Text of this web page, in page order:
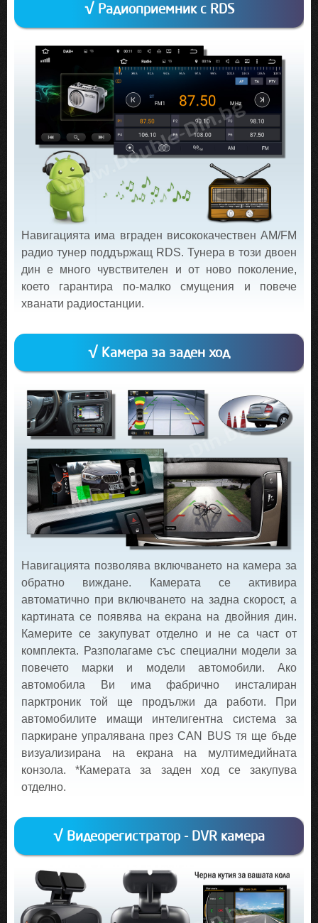
√ Радиоприемник с RDS
Навигацията има вграден висококачествен AM/FM
радио тунер поддържащ RDS. Тунера в този двоен
дин е много чувствителен и от ново поколение,
което гарантира по-малко смущения и повече
хванати радиостанции.
√ Камера за заден ход
Навигацията позволява включването на камера за
обратно виждане. Камерата се активира
автоматично при включването на задна скорост, а
картината се появява на екрана на двойния дин.
Камерите се закупуват отделно и не са част от
комплекта. Разполагаме със специални модели за
повечето марки и модели автомобили. Ако
автомобила Ви има фабрично инсталиран
парктроник той ще продължи да работи. При
автомобилите имащи интелигентна система за
паркиране упралявана през CAN BUS тя ще бъде
визуализирана на екрана на мултимедийната
конзола. *Камерата за заден ход се закупува
отделно.
√ Видеорегистратор - DVR камера